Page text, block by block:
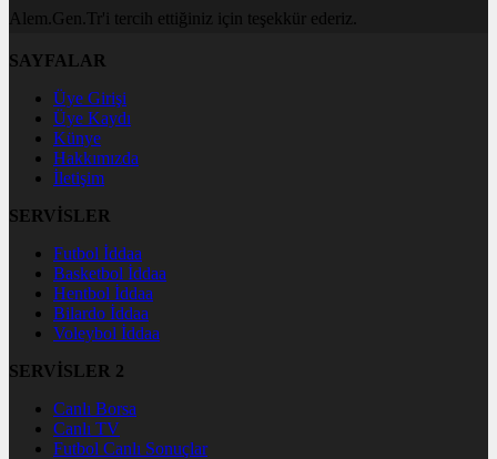
Alem.Gen.Tr'i tercih ettiğiniz için teşekkür ederiz.
SAYFALAR
Üye Girişi
Üye Kaydı
Künye
Hakkımızda
İletişim
SERVİSLER
Futbol İddaa
Basketbol İddaa
Hentbol İddaa
Bilardo İddaa
Voleybol İddaa
SERVİSLER 2
Canlı Borsa
Canlı TV
Futbol Canlı Sonuçlar